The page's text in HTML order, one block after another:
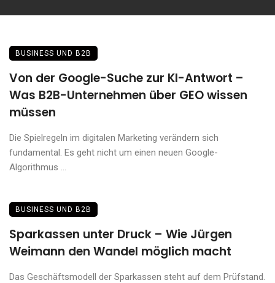
BUSINESS UND B2B
Von der Google-Suche zur KI-Antwort –
Was B2B-Unternehmen über GEO wissen
müssen
Die Spielregeln im digitalen Marketing verändern sich
fundamental. Es geht nicht um einen neuen Google-
Algorithmus ...
BUSINESS UND B2B
Sparkassen unter Druck – Wie Jürgen
Weimann den Wandel möglich macht
Das Geschäftsmodell der Sparkassen steht auf dem Prüfstand.